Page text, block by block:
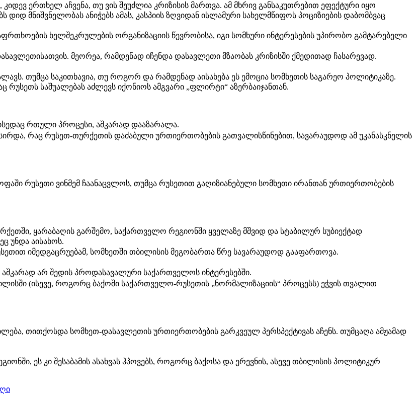
ერთხელ აჩვენა, თუ ვის შეუძლია კრიზისის მართვა. ამ მხრივ განსაკუთრებით ეფექტური იყო
მნიშვნელობას ანიჭებს ამას, კასპიის ზღვიდან ისლამური სახელმწიფოს პოციზიების დაბომბვაც
ხელშეკრულების ორგანიზაციის წევრობისა, იგი სომხური ინტერესების უპირობო გამტარებელი
მეორეა, რამდენად იჩენდა დასავლეთი მზაობას კრიზისში ქმედითად ჩასარევად.
თუმცა საკითხავია, თუ როგორ და რამდენად აისახება ეს ემოცია სომხეთის საგარეო პოლიტიკაზე.
საშუალებას აძლევს იქონიოს ამგვარი „ფლირტი“ აზერბაიჯანთან.
რთული პროცესი, აშკარად დააზარალა.
რაც რუსეთ-თურქეთის დაძაბული ურთიერთობების გათვალისწინებით, სავარაუდოდ ამ უკანასკნელის
რუსეთი ვინმემ ჩაანაცვლოს, თუმცა რუსეთით გაღიზიანებული სომხეთი ირანთან ურთიერთობების
ყარაბაღის გარშემო, საქართველო რეგიონში ყველაზე მშვიდ და სტაბილურ სუბიექტად
უნდა აისახოს.
იმედგაცრუებამ, სომხეთში თბილისის მეგობართა წრე სავარაუდოდ გააფართოვა.
არ შედის პროდასავალური საქართველოს ინტერესებში.
(ისევე, როგორც ბაქოში საქართველო-რუსეთის „ნორმალიზაციის“ პროცესს) ეჭვის თვალით
თითქოსდა სომხეთ-დასავლეთის ურთიერთობების გარკვეულ პერსპექტივას აჩენს. თუმცაღა ამჟამად
ეს კი შესაბამის ასახვას ჰპოვებს, როგორც ბაქოსა და ერევნის, ასევე თბილისის პოლიტიკურ